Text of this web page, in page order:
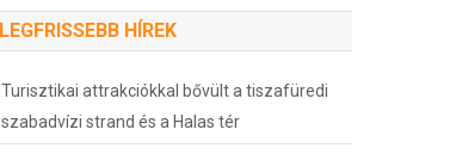
LEGFRISSEBB HÍREK
Turisztikai attrakciókkal bővült a tiszafüredi
szabadvízi strand és a Halas tér